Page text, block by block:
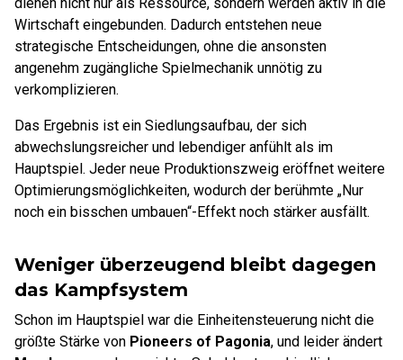
Wirtschaft eingebunden. Dadurch entstehen neue
strategische Entscheidungen, ohne die ansonsten
angenehm zugängliche Spielmechanik unnötig zu
verkomplizieren.
Das Ergebnis ist ein Siedlungsaufbau, der sich
abwechslungsreicher und lebendiger anfühlt als im
Hauptspiel. Jeder neue Produktionszweig eröffnet weitere
Optimierungsmöglichkeiten, wodurch der berühmte „Nur
noch ein bisschen umbauen“-Effekt noch stärker ausfällt.
Weniger überzeugend bleibt dagegen
das Kampfsystem
Schon im Hauptspiel war die Einheitensteuerung nicht die
größte Stärke von Pioneers of Pagonia, und leider ändert